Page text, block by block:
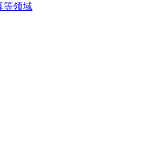
等领域